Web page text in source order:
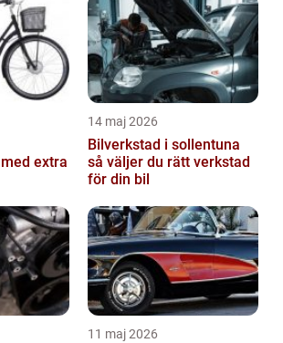
extra
14 maj 2026
Bilverkstad i sollentuna
så väljer du rätt verkstad
för din bil
11 maj 2026